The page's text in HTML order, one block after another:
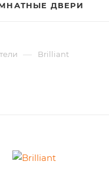
ДВЕРИ
— Brilliant